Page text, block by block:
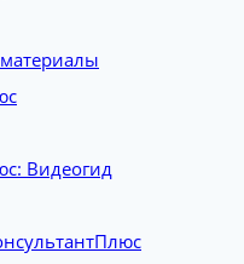
Видеогид